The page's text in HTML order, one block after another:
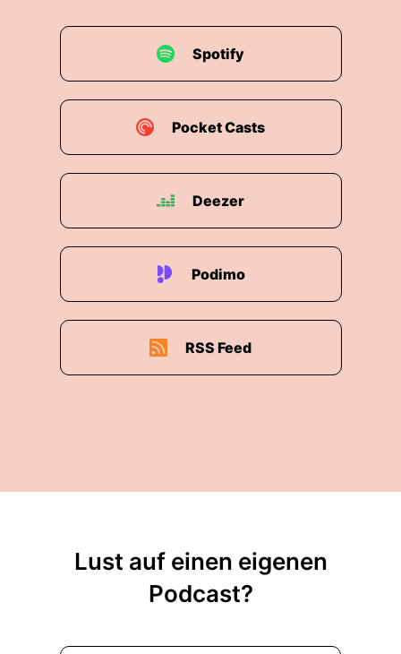
Spotify
Pocket Casts
Deezer
Podimo
RSS Feed
Lust auf einen eigenen
Podcast?